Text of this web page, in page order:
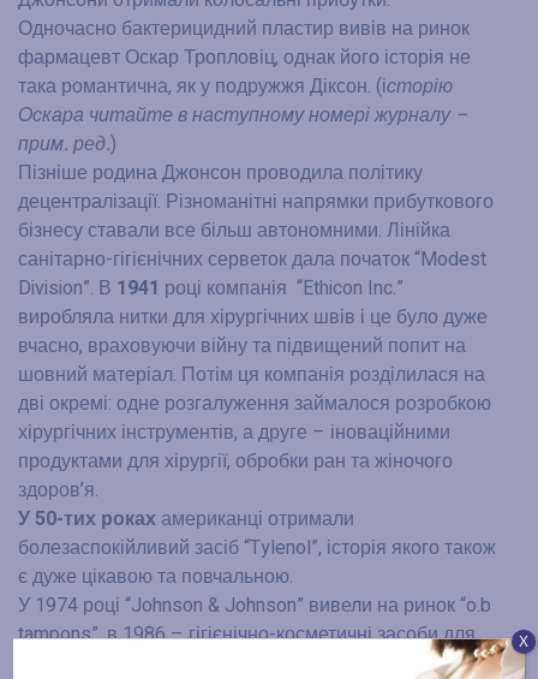
Одночасно бактерицидний пластир вивів на ринок
фармацевт Оскар Тропловіц, однак його історія не
така романтична, як у подружжя Діксон. (історію
Оскара читайте в наступному номері журналу –
прим. ред.)
Пізніше родина Джонсон проводила політику
децентралізації. Різноманітні напрямки прибуткового
бізнесу ставали все більш автономними. Лінійка
санітарно-гігієнічних серветок дала початок “Modest
Division”. В 1941 році компанія “Ethicon Inc.”
виробляла нитки для хірургічних швів і це було дуже
вчасно, враховуючи війну та підвищений попит на
шовний матеріал. Потім ця компанія розділилася на
дві окремі: одне розгалуження займалося розробкою
хірургічних інструментів, а друге – іноваційними
продуктами для хірургії, обробки ран та жіночого
здоров’я.
У 50-тих роках американці отримали
болезаспокійливий засіб “Tylenol”, історія якого також
є дуже цікавою та повчальною.
У 1974 році “Johnson & Johnson” вивели на ринок “o.b
tampons”, в 1986 – гігієнічно-косметичні засоби для
Х